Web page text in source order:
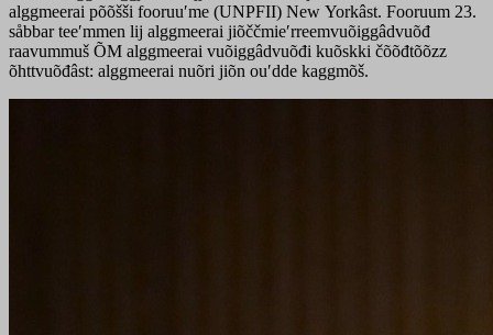
alggmeerai põõšši fooruuʹme (UNPFII) New Yorkâst. Fooruum 23.
såbbar teeʹmmen lij alggmeerai jiõččmieʹrreemvuõiggâdvuõđ
raavummuš ÕM alggmeerai vuõiggâdvuõđi kuõskki čõõđtõõzz
õhttvuõđâst: alggmeerai nuõri jiõn ouʹdde kaggmõš.